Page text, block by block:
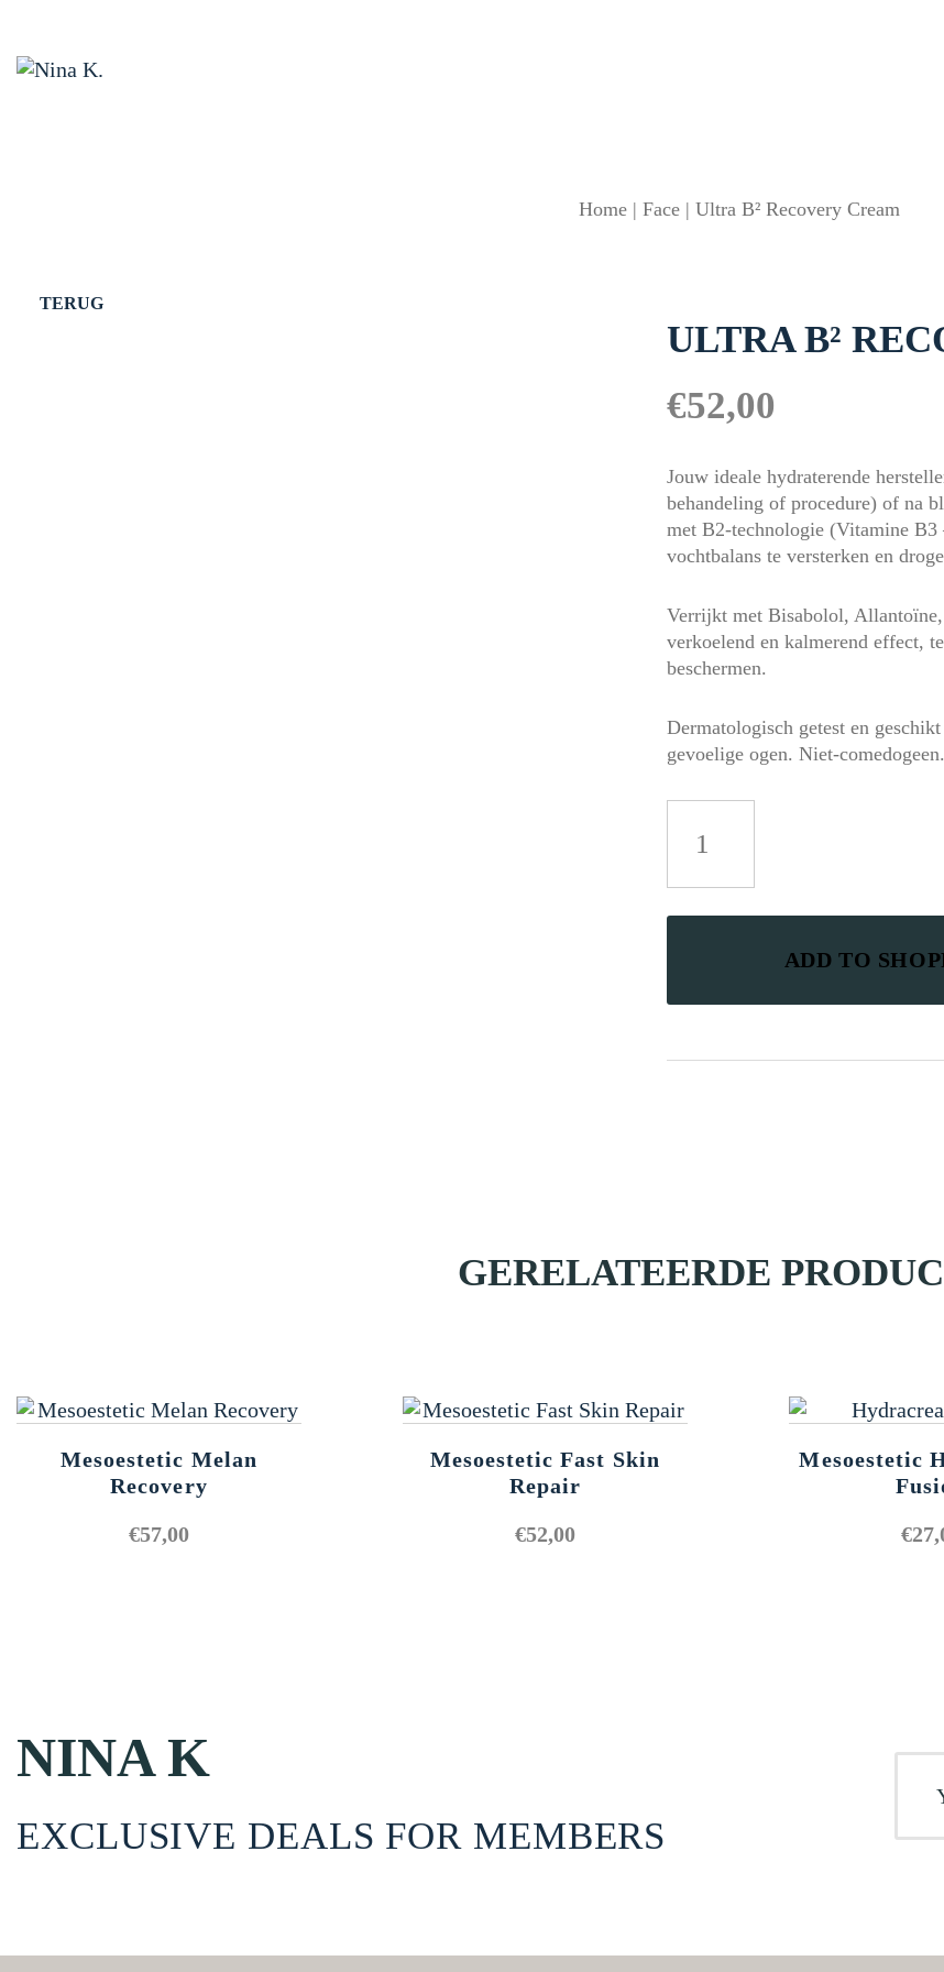
Home | Face | Ultra B² Recovery Cream
TERUG
ULTRA B²
€52,00
Jouw ideale hydraterende
behandeling of procedure) of na
met B2-technologie (Vitamine
vochtbalans te versterken en
Verrijkt met Bisabolol,
verkoelend en kalmerend effect,
beschermen.
Dermatologisch getest en
gevoelige ogen. Niet-
Cream
aantal
ADD TO
GERELATEERDE
Mesoestetic Melan
Recovery
€57,00
Mesoestetic Fast Skin
Repair
€52,00
Mesoestetic
€
NINA K
EXCLUSIVE DEALS FOR MEMBERS